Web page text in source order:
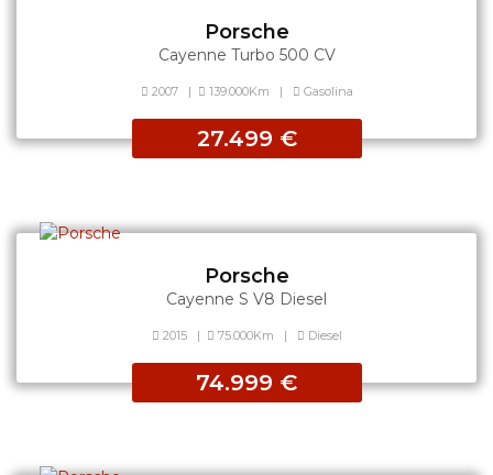
Porsche
Cayenne Turbo 500 CV
2007 | 139.000Km | Gasolina
27.499 €
Porsche
Cayenne S V8 Diesel
2015 | 75.000Km | Diesel
74.999 €